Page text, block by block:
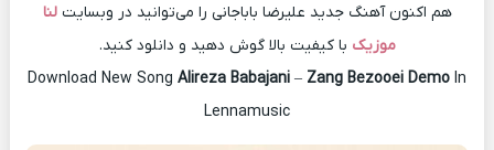
هم اکنون آهنگ جدید علیرضا باباجانی را می‌توانید در وبسایتلنا
موزیک با کیفیت بالا گوش دهید و دانلود کنید.
Download New Song Alireza Babajani – Zang Bezooei Demo In
Lennamusic